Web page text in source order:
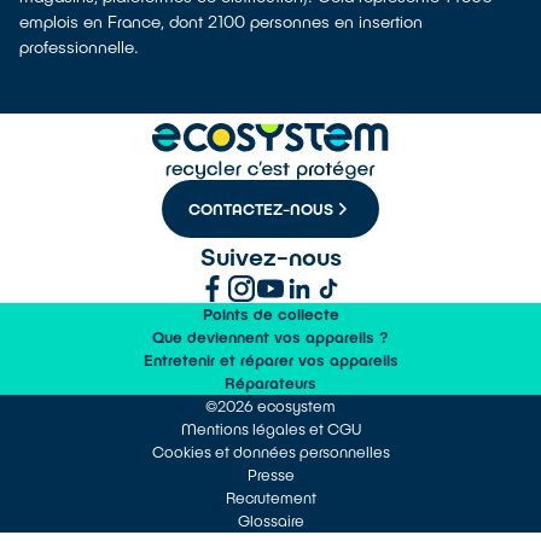
emplois en France, dont 2100 personnes en insertion
professionnelle.
CONTACTEZ-NOUS
Suivez-nous
Points de collecte
Que deviennent vos appareils ?
Entretenir et réparer vos appareils
Réparateurs
©2026 ecosystem
Mentions légales et CGU
Cookies et données personnelles
Presse
Recrutement
Glossaire